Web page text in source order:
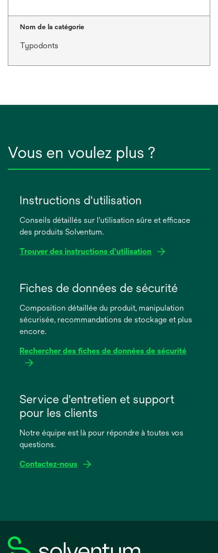
Nom de la catégorie
Typodonts
Vous en voulez plus ?
Instructions d'utilisation
Conseils détaillés sur l'utilisation sûre et efficace
des produits Solventum.
Trouver des instructions d'utilisation
dans
nouvel
onglet
Fiches de données de sécurité
Composition détaillée du produit, manipulation
sécurisée, recommandations de stockage et plus
encore.
Rechercher des fiches de données de sécurité
dans
nouvel
onglet
Service d'entretien et support
pour les clients
Notre équipe est là pour répondre à toutes vos
questions.
Contactez-nous